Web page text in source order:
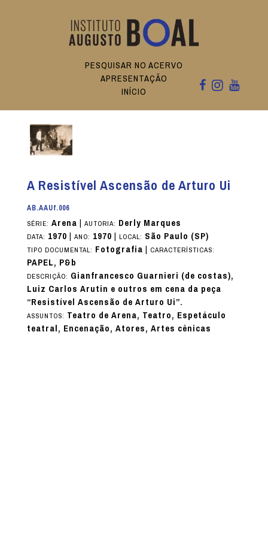
PESQUISAR NO ACERVO
APRESENTAÇÃO
INÍCIO
A Resistível Ascensão de Arturo Ui
AB.AAUf.006
SÉRIE: Arena| AUTORIA: Derly Marques
DATA: 1970| ANO: 1970| LOCAL: São Paulo (SP)
TIPO DOCUMENTAL: Fotografia| CARACTERÍSTICAS:
PAPEL, P&b
DESCRIÇÃO: Gianfrancesco Guarnieri (de costas),
Luiz Carlos Arutin e outros em cena da peça
“Resistível Ascensão de Arturo Ui”.
ASSUNTOS: Teatro de Arena, Teatro, Espetáculo
teatral, Encenação, Atores, Artes cênicas